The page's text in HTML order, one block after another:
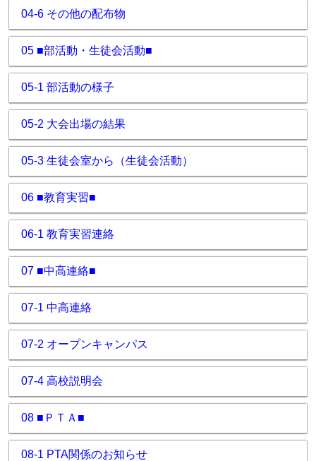
04-6 その他の配布物
05 ■部活動・生徒会活動■
05-1 部活動の様子
05-2 大会出場の結果
05-3 生徒会室から（生徒会活動）
06 ■教育実習■
06-1 教育実習連絡
07 ■中高連絡■
07-1 中高連絡
07-2 オープンキャンパス
07-4 高校説明会
08 ■ＰＴＡ■
08-1 PTA関係のお知らせ